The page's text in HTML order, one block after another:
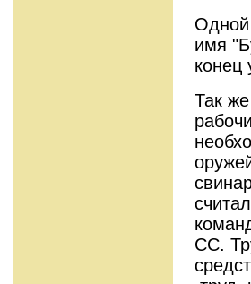
Одной
имя
конец
Так
СС.